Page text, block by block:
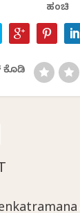
ಹಂಚಿ
ಕೊಡಿ